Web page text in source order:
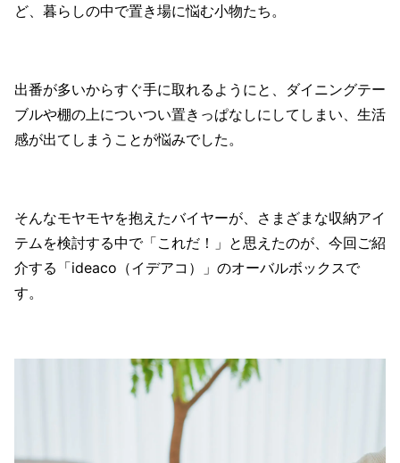
ど、暮らしの中で置き場に悩む小物たち。
出番が多いからすぐ手に取れるようにと、ダイニングテー
ブルや棚の上についつい置きっぱなしにしてしまい、生活
感が出てしまうことが悩みでした。
そんなモヤモヤを抱えたバイヤーが、さまざまな収納アイ
テムを検討する中で「これだ！」と思えたのが、今回ご紹
介する「ideaco（イデアコ）」のオーバルボックスで
す。